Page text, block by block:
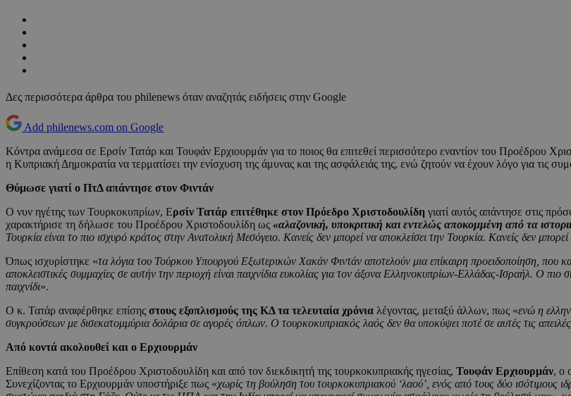
Δες περισσότερα άρθρα του philenews όταν αναζητάς ειδήσεις στην Google
Add philenews.com on Google
Κόντρα ανάμεσα σε Ερσίν Τατάρ και Τουφάν Ερχιουρμάν για το ποιος θα επιτεθεί περισσότερο εναντίον του Προέδρου
η Κυπριακή Δημοκρατία να τερματίσει την ενίσχυση της άμυνας και της ασφάλειάς της, ενώ ζητούν να έχουν λόγο για τις
Θύμωσε γιατί ο ΠτΔ απάντησε στον Φιντάν
Ο νυν ηγέτης των Τουρκοκυπρίων, Ερσίν Τατάρ επιτέθηκε στον Πρόεδρο Χριστοδουλίδη γιατί αυτός απάντησε στις
χαρακτήρισε τη δήλωσε του Προέδρου Χριστοδουλίδη ως «αλαζονική, υποκριτική και εντελώς αποκομμένη από τα
Τουρκία είναι το πιο ισχυρό κράτος στην Ανατολική Μεσόγειο. Κανείς δεν μπορεί να αποκλείσει την Τουρκία. Κανείς δεν
Όπως ισχυρίστηκε «τα λόγια του Τούρκου Υπουργού Εξωτερικών Χακάν Φιντάν αποτελούν μια επίκαιρη προειδοποίηση, που
αποκλειστικές συμμαχίες σε αυτήν την περιοχή είναι παιχνίδια ευκολίας για τον άξονα Ελληνοκυπρίων-Ελλάδας-Ισραήλ. Ο πιο
παιχνίδι».
Ο κ. Τατάρ αναφέρθηκε επίσης στους εξοπλισμούς της ΚΔ τα τελευταία χρόνια λέγοντας, μεταξύ άλλων, πως «ενώ η
συγκρούσεων με δισεκατομμύρια δολάρια σε αγορές όπλων. Ο τουρκοκυπριακός λαός δεν θα υποκύψει ποτέ σε αυτές τις
Από κοντά ακολουθεί και ο Ερχιουρμάν
Επίθεση κατά του Προέδρου Χριστοδουλίδη και από τον διεκδικητή της τουρκοκυπριακής ηγεσίας, Τουφάν Ερχιουρμάν, ο
Συνεχίζοντας το Ερχιουρμάν υποστήριξε πως «χωρίς τη βούληση του τουρκοκυπριακού ‘λαού’, ενός από τους δύο ισότιμους